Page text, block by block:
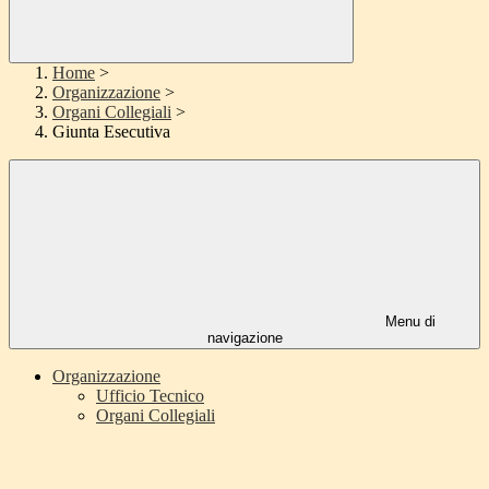
Home >
Organizzazione >
Organi Collegiali >
Giunta Esecutiva
Menu di
navigazione
Organizzazione
Ufficio Tecnico
Organi Collegiali